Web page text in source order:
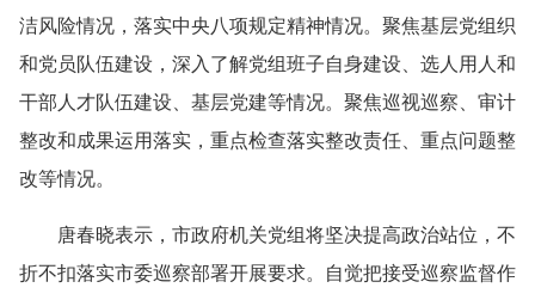
洁风险情况，落实中央八项规定精神情况。聚焦基层党组织
和党员队伍建设，深入了解党组班子自身建设、选人用人和
干部人才队伍建设 、基层党建等情况。聚焦巡视巡察、审计
整改和成果运用落实，重点检查落实整改责任、 重点问题整
改等情况。
唐春晓表示， 市政府机关党组将坚决提高政治站位，不
折不扣落实市委巡察部署开展要求。自觉把接受巡察监督作